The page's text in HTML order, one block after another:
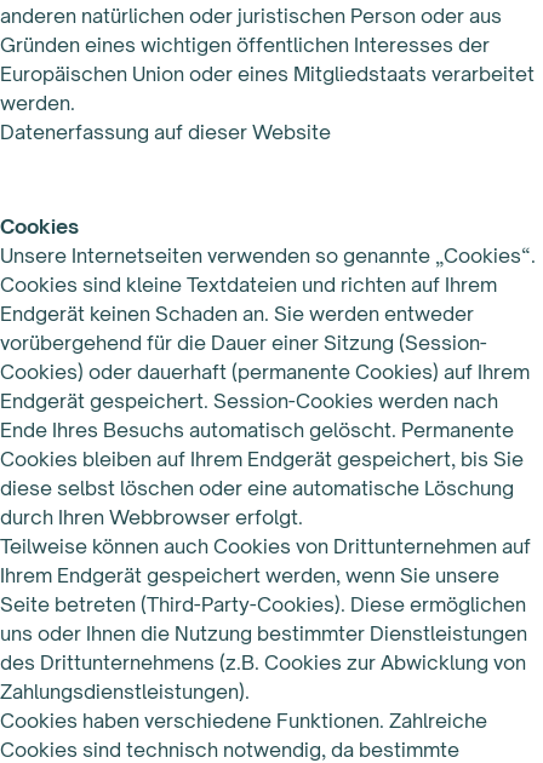
anderen natürlichen oder juristischen Person oder aus
Gründen eines wichtigen öffentlichen Interesses der
Europäischen Union oder eines Mitgliedstaats verarbeitet
werden.
Datenerfassung auf dieser Website
Cookies
Unsere Internetseiten verwenden so genannte „Cookies“.
Cookies sind kleine Textdateien und richten auf Ihrem
Endgerät keinen Schaden an. Sie werden entweder
vorübergehend für die Dauer einer Sitzung (Session-
Cookies) oder dauerhaft (permanente Cookies) auf Ihrem
Endgerät gespeichert. Session-Cookies werden nach
Ende Ihres Besuchs automatisch gelöscht. Permanente
Cookies bleiben auf Ihrem Endgerät gespeichert, bis Sie
diese selbst löschen oder eine automatische Löschung
durch Ihren Webbrowser erfolgt.
Teilweise können auch Cookies von Drittunternehmen auf
Ihrem Endgerät gespeichert werden, wenn Sie unsere
Seite betreten (Third-Party-Cookies). Diese ermöglichen
uns oder Ihnen die Nutzung bestimmter Dienstleistungen
des Drittunternehmens (z.B. Cookies zur Abwicklung von
Zahlungsdienstleistungen).
Cookies haben verschiedene Funktionen. Zahlreiche
Cookies sind technisch notwendig, da bestimmte